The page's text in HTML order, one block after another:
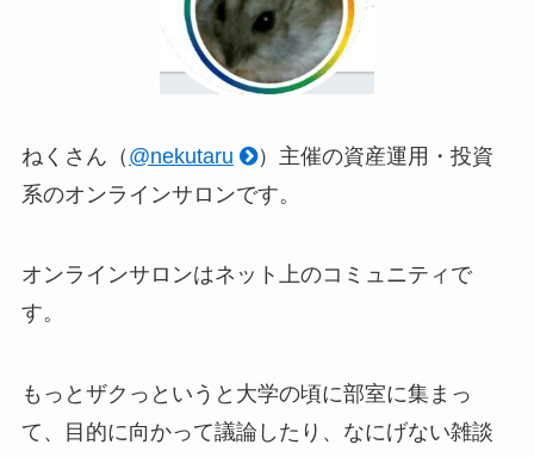
ねくさん（ @nekutaru
）主催の資産運用・投資
系のオンラインサロンです。
オンラインサロンはネット上のコミュニティで
す。
もっとザクっというと大学の頃に部室に集まっ
て、目的に向かって議論したり、なにげない雑談